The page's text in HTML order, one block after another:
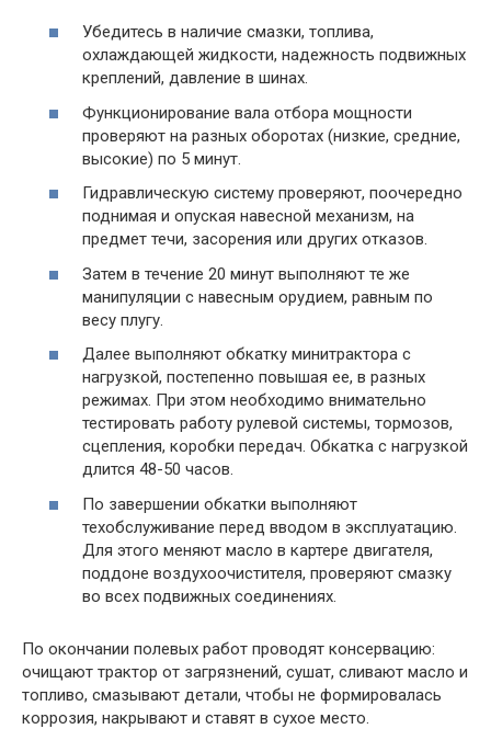
Убедитесь в наличие смазки, топлива,
охлаждающей жидкости, надежность подвижных
креплений, давление в шинах.
Функционирование вала отбора мощности
проверяют на разных оборотах (низкие, средние,
высокие) по 5 минут.
Гидравлическую систему проверяют, поочередно
поднимая и опуская навесной механизм, на
предмет течи, засорения или других отказов.
Затем в течение 20 минут выполняют те же
манипуляции с навесным орудием, равным по
весу плугу.
Далее выполняют обкатку минитрактора с
нагрузкой, постепенно повышая ее, в разных
режимах. При этом необходимо внимательно
тестировать работу рулевой системы, тормозов,
сцепления, коробки передач. Обкатка с нагрузкой
длится 48-50 часов.
По завершении обкатки выполняют
техобслуживание перед вводом в эксплуатацию.
Для этого меняют масло в картере двигателя,
поддоне воздухоочистителя, проверяют смазку
во всех подвижных соединениях.
По окончании полевых работ проводят консервацию:
очищают трактор от загрязнений, сушат, сливают масло и
топливо, смазывают детали, чтобы не формировалась
коррозия, накрывают и ставят в сухое место.